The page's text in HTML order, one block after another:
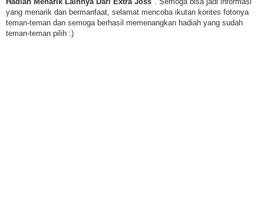
yang menarik dan bermanfaat, selamat mencoba ikutan kontes fotonya
teman-teman dan semoga berhasil memenangkan hadiah yang sudah
teman-teman pilih :)